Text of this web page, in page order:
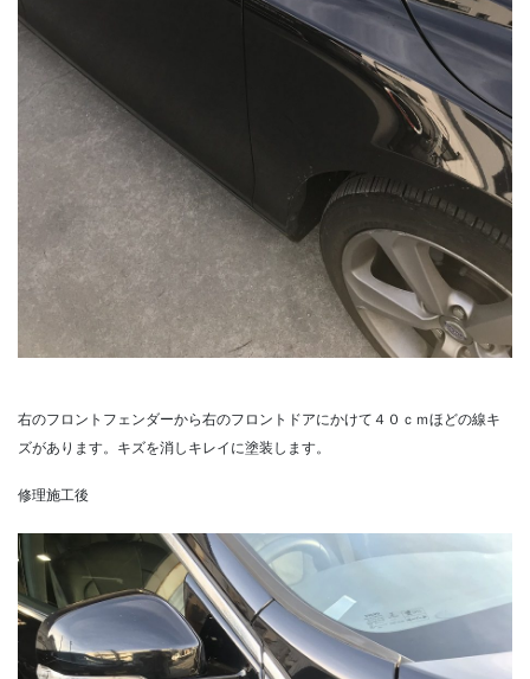
右のフロントフェンダーから右のフロントドアにかけて４０ｃｍほどの線キ
ズがあります。キズを消しキレイに塗装します。
修理施工後